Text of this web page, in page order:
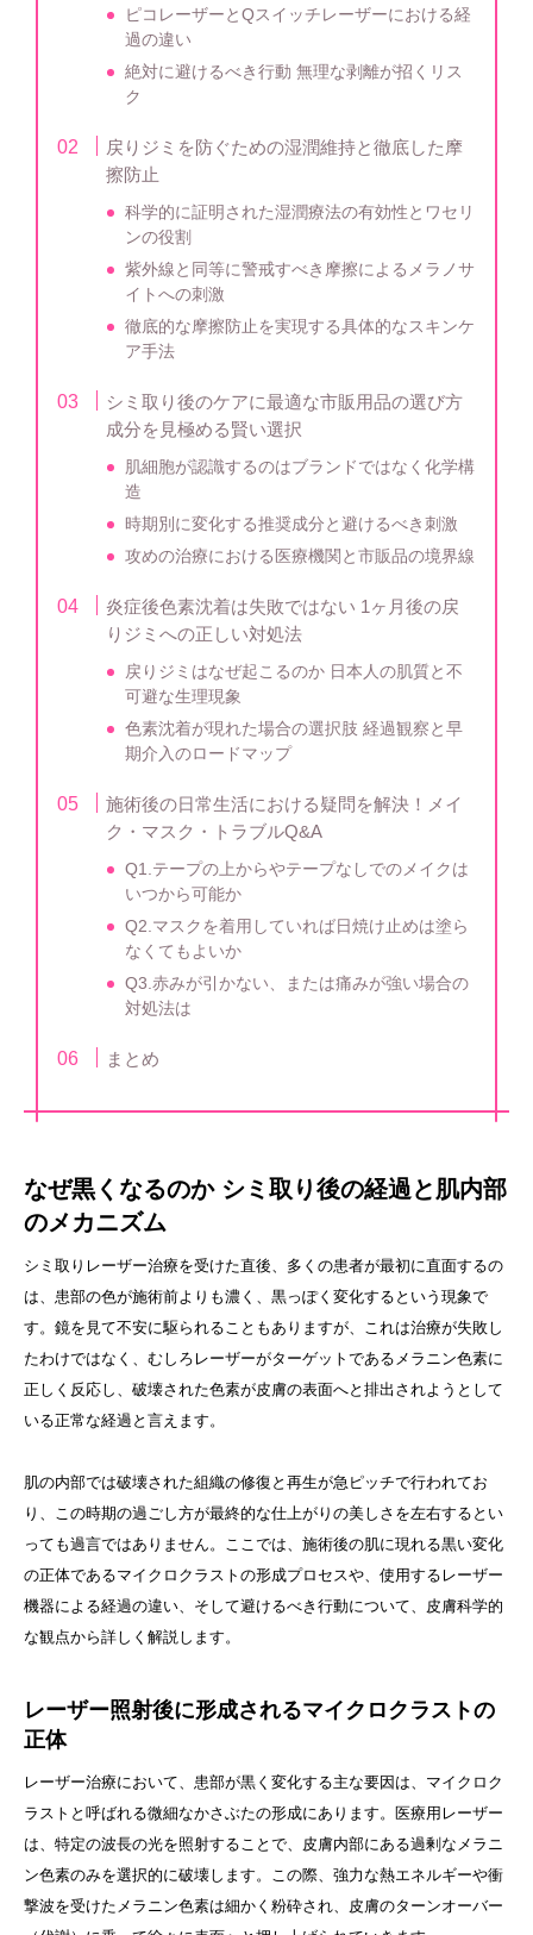
ピコレーザーとQスイッチレーザーにおける経
過の違い
絶対に避けるべき行動 無理な剥離が招くリス
ク
戻りジミを防ぐための湿潤維持と徹底した摩
擦防止
科学的に証明された湿潤療法の有効性とワセリ
ンの役割
紫外線と同等に警戒すべき摩擦によるメラノサ
イトへの刺激
徹底的な摩擦防止を実現する具体的なスキンケ
ア手法
シミ取り後のケアに最適な市販用品の選び方
成分を見極める賢い選択
肌細胞が認識するのはブランドではなく化学構
造
時期別に変化する推奨成分と避けるべき刺激
攻めの治療における医療機関と市販品の境界線
炎症後色素沈着は失敗ではない 1ヶ月後の戻
りジミへの正しい対処法
戻りジミはなぜ起こるのか 日本人の肌質と不
可避な生理現象
色素沈着が現れた場合の選択肢 経過観察と早
期介入のロードマップ
施術後の日常生活における疑問を解決！メイ
ク・マスク・トラブルQ&A
Q1.テープの上からやテープなしでのメイクは
いつから可能か
Q2.マスクを着用していれば日焼け止めは塗ら
なくてもよいか
Q3.赤みが引かない、または痛みが強い場合の
対処法は
まとめ
なぜ黒くなるのか シミ取り後の経過と肌内部
のメカニズム
シミ取りレーザー治療を受けた直後、多くの患者が最初に直面するの
は、患部の色が施術前よりも濃く、黒っぽく変化するという現象で
す。鏡を見て不安に駆られることもありますが、これは治療が失敗し
たわけではなく、むしろレーザーがターゲットであるメラニン色素に
正しく反応し、破壊された色素が皮膚の表面へと排出されようとして
いる正常な経過と言えます。
肌の内部では破壊された組織の修復と再生が急ピッチで行われてお
り、この時期の過ごし方が最終的な仕上がりの美しさを左右するとい
っても過言ではありません。ここでは、施術後の肌に現れる黒い変化
の正体であるマイクロクラストの形成プロセスや、使用するレーザー
機器による経過の違い、そして避けるべき行動について、皮膚科学的
な観点から詳しく解説します。
レーザー照射後に形成されるマイクロクラストの
正体
レーザー治療において、患部が黒く変化する主な要因は、マイクロク
ラストと呼ばれる微細なかさぶたの形成にあります。医療用レーザー
は、特定の波長の光を照射することで、皮膚内部にある過剰なメラニ
ン色素のみを選択的に破壊します。この際、強力な熱エネルギーや衝
撃波を受けたメラニン色素は細かく粉砕され、皮膚のターンオーバー